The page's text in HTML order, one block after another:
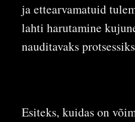
ja ettearvamatuid
lahti harutamine
nauditavaks
Esiteks, kuidas on